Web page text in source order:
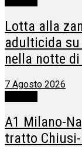
Lotta alla
adulticida
nella notte
7 Agosto 2026
A1 Milano-
tratto